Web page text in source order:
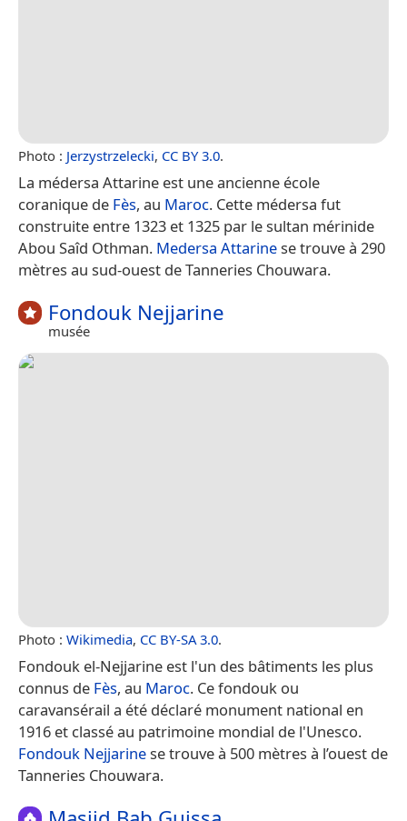
Photo : Jerzystrzelecki, CC BY 3.0.
La médersa Attarine est une ancienne école
coranique de Fès, au Maroc. Cette médersa fut
construite entre 1323 et 1325 par le sultan mérinide
Abou Saîd Othman. Medersa Attarinese trouve à 290
mètres au sud-ouest de Tanneries Chouwara.
Fondouk Nejjarine
musée
Photo : Wikimedia, CC BY-SA 3.0.
Fondouk el-Nejjarine est l'un des bâtiments les plus
connus de Fès, au Maroc. Ce fondouk ou
caravansérail a été déclaré monument national en
1916 et classé au patrimoine mondial de l'Unesco.
Fondouk Nejjarinese trouve à 500 mètres à l’ouest de
Tanneries Chouwara.